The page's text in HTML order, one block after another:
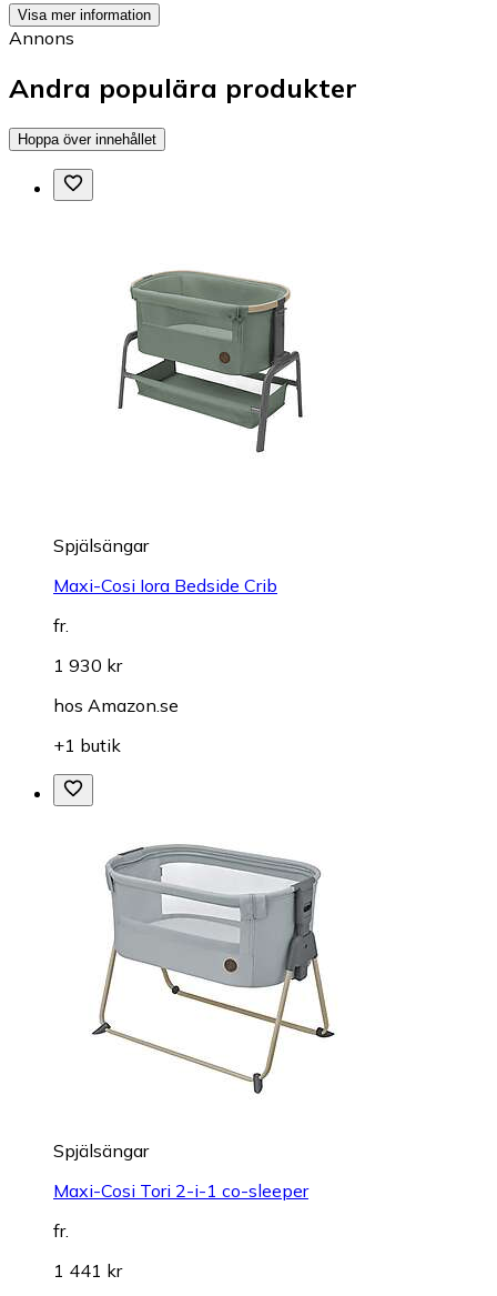
Visa mer information
Annons
Andra populära produkter
Hoppa över innehållet
Spjälsängar
Maxi-Cosi Iora Bedside Crib
fr.
1 930 kr
hos Amazon.se
+1 butik
Spjälsängar
Maxi-Cosi Tori 2-i-1 co-sleeper
fr.
1 441 kr